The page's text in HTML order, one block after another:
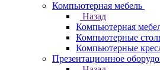
Компьютерная мебель
Назад
Компьютерная
Компьютерные
Компьютерные
Презентационное